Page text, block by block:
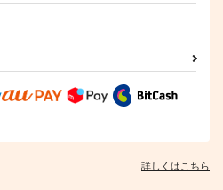
詳しくはこちら